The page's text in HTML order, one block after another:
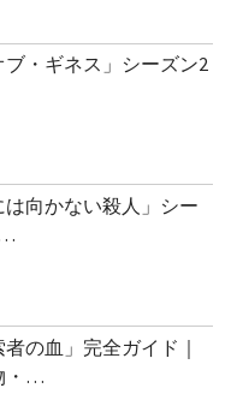
・ギネス」シーズン2
向かない殺人」シー
の血」完全ガイド｜
・…